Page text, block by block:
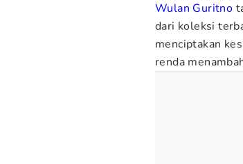
Wulan Guritno
dari koleksi
menciptakan
renda